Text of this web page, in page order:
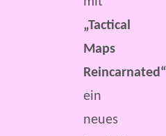
„Tactical
Maps
Reincarnated“
ein
neues